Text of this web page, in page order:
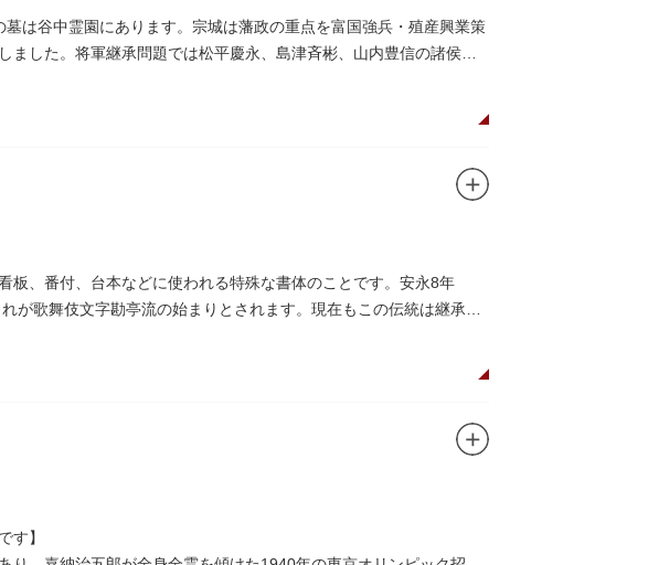
は谷中霊園にあります。宗城は藩政の重点を富国強兵・殖産興業策
した。将軍継承問題では松平慶永、島津斉彬、山内豊信の諸侯と
板、番付、台本などに使われる特殊な書体のことです。安永8年
が歌舞伎文字勘亭流の始まりとされます。現在もこの伝統は継承さ
す】